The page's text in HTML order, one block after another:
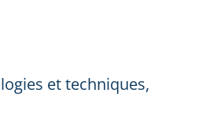
et techniques,